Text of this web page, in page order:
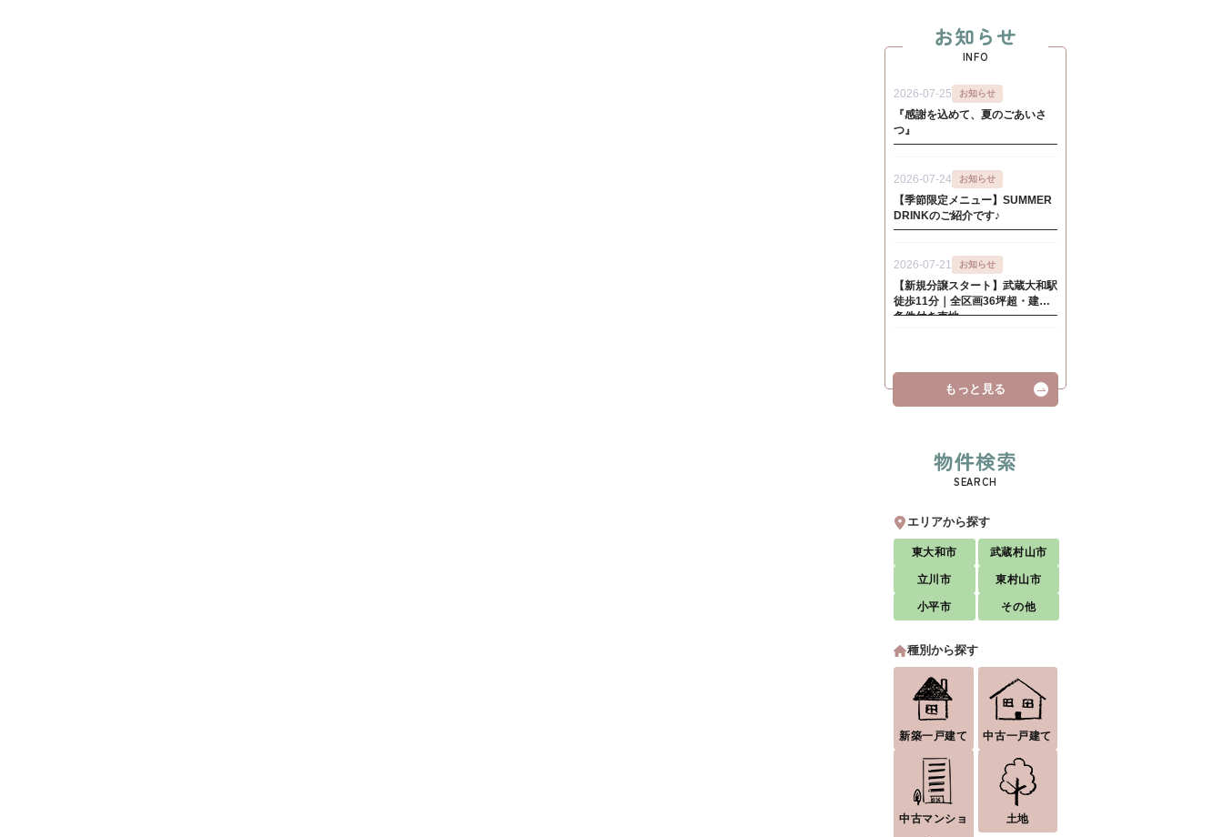
お知らせ
INFO
もっと見る
物件検索
SEARCH
エリアから探す
東大和市 武蔵村山市
立川市 東村山市
小平市 その他
種別から探す
新築一戸建て 中古一戸建て
中古マンショ
土地